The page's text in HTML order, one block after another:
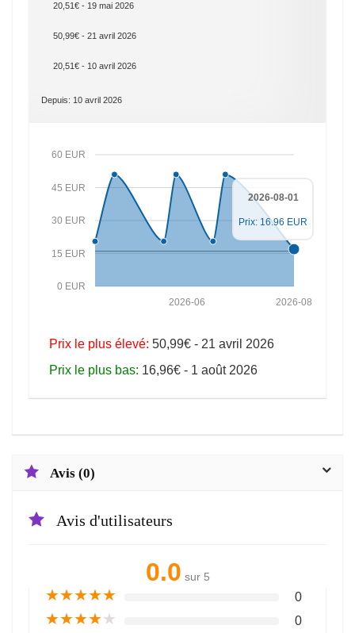
20,51€ - 19 mai 2026
50,99€ - 21 avril 2026
20,51€ - 10 avril 2026
Depuis: 10 avril 2026
0 EUR
15 EUR
30 EUR
45 EUR
60 EUR
2026-08
2026-06
2026-08-01
Prix: 16.96 EUR
Prix le plus élevé: 50,99€ - 21 avril 2026
Prix le plus bas: 16,96€ - 1 août 2026
Avis (0)
Avis d'utilisateurs
0.0 sur 5
★★★★★ 0
★★★★★ 0